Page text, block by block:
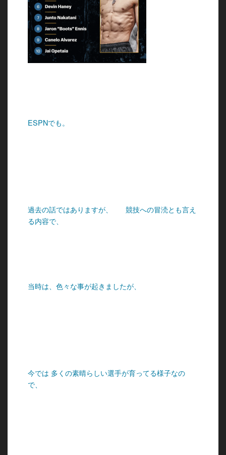
ESPNでも。
過去の話ではありますが、
競技への冒涜とも言え
る内容で、
当時は、色々な事が起きましたが、
今では 多くの素晴らしい選手が育ってる様子なの
で、